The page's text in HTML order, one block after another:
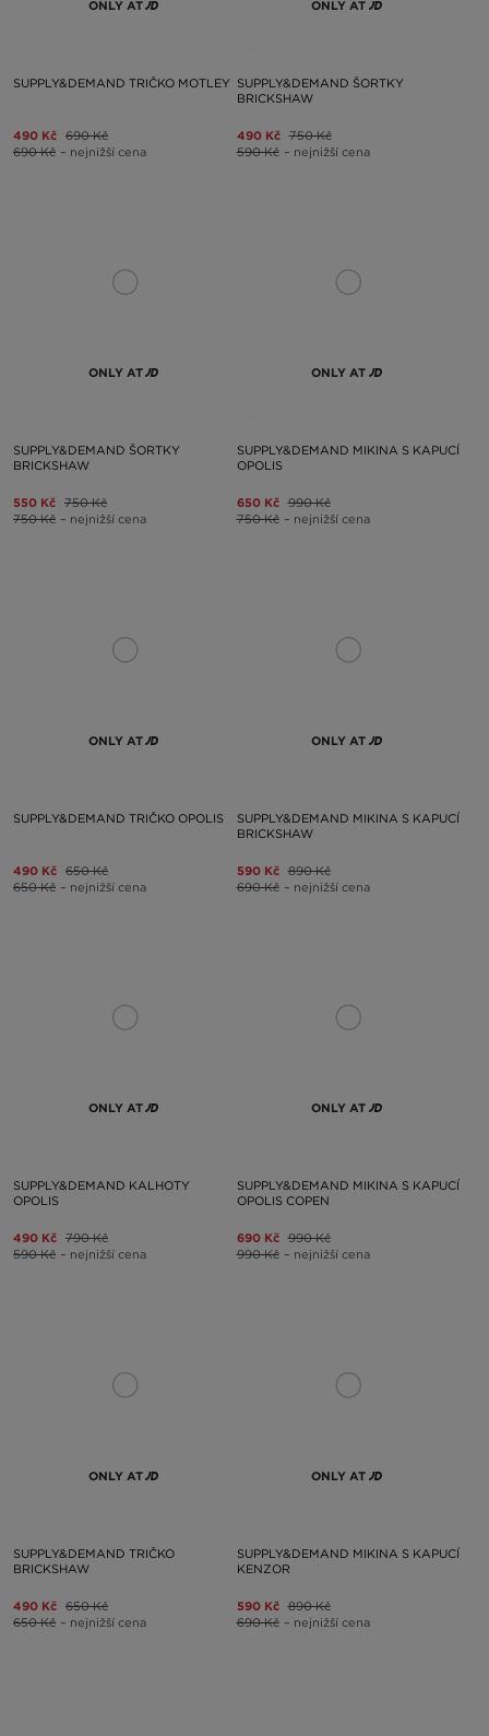
ONLY AT
SUPPLY&DEMAND TRIČKO MOTLEY
490 Kč 690 Kč
690 Kč – nejnižší cena
ONLY AT
SUPPLY&DEMAND ŠORTKY
BRICKSHAW
490 Kč 750 Kč
590 Kč – nejnižší cena
ONLY AT
SUPPLY&DEMAND ŠORTKY
BRICKSHAW
550 Kč 750 Kč
750 Kč – nejnižší cena
ONLY AT
SUPPLY&DEMAND MIKINA S KAPUCÍ
OPOLIS
650 Kč 990 Kč
750 Kč – nejnižší cena
ONLY AT
SUPPLY&DEMAND TRIČKO OPOLIS
490 Kč 650 Kč
650 Kč – nejnižší cena
ONLY AT
SUPPLY&DEMAND MIKINA S KAPUCÍ
BRICKSHAW
590 Kč 890 Kč
690 Kč – nejnižší cena
ONLY AT
SUPPLY&DEMAND KALHOTY
OPOLIS
490 Kč 790 Kč
590 Kč – nejnižší cena
ONLY AT
SUPPLY&DEMAND MIKINA S KAPUCÍ
OPOLIS COPEN
690 Kč 990 Kč
990 Kč – nejnižší cena
ONLY AT
SUPPLY&DEMAND TRIČKO
BRICKSHAW
490 Kč 650 Kč
650 Kč – nejnižší cena
ONLY AT
SUPPLY&DEMAND MIKINA S KAPUCÍ
KENZOR
590 Kč 890 Kč
690 Kč – nejnižší cena